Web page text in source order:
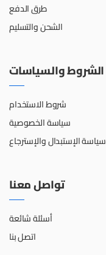
طرق الدفع
الشحن والتسليم
الشروط والسياسات
شروط الاستخدام
سياسة الخصوصية
سياسة الإستبدال والإسترجاع
تواصل معنا
أسئلة شائعة
اتصل بنا